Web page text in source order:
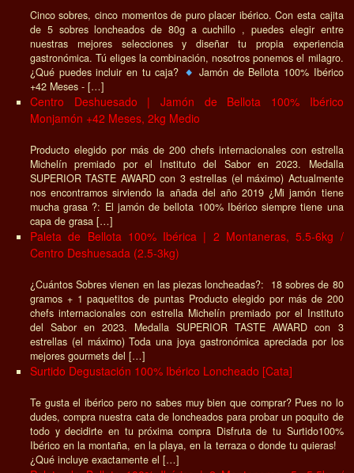
Paleta de Bellota 100% Ibérica | 2 Montaneras, 5- 5.5kg /
Loncheada en Fetas (19 Sobres 80gr + Puntas)
¿Cuántos Sobres vienen en las piezas loncheadas?: 18 sobres de 80
gramos + 1 paquetitos de puntas Producto elegido por más de 200
chefs internacionales con estrella Michelín premiado por el Instituto
del Sabor en 2023. Medalla SUPERIOR TASTE AWARD con 3
estrellas (el máximo) Toda una joya gastronómica apreciada por los
mejores gourmets del […]
Paleta de Bellota 100% Ibérica | 2 Montaneras, 5- 5.5kg /
Centro Deshuesada (2-2.5kg)
¿Cuántos Sobres vienen en las piezas loncheadas?: 18 sobres de 80
gramos + 1 paquetitos de puntas Producto elegido por más de 200
chefs internacionales con estrella Michelín premiado por el Instituto
del Sabor en 2023. Medalla SUPERIOR TASTE AWARD con 3
estrellas (el máximo) Toda una joya gastronómica apreciada por los
mejores gourmets del […]
Ruta visitando las bodegas de La Rioja en autocaravana
Ruta visitando las bodegas de La Rioja en
autocaravana: Un Viaje Medieval entre
SPONSORED